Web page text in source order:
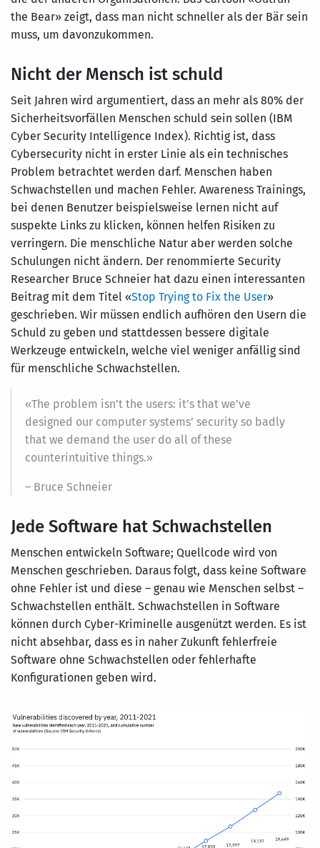
the Bear» zeigt, dass man nicht schneller als der Bär sein
muss, um davonzukommen.
Nicht der Mensch ist schuld
Seit Jahren wird argumentiert, dass an mehr als 80% der
Sicherheitsvorfällen Menschen schuld sein sollen (IBM
Cyber Security Intelligence Index). Richtig ist, dass
Cybersecurity nicht in erster Linie als ein technisches
Problem betrachtet werden darf. Menschen haben
Schwachstellen und machen Fehler. Awareness Trainings,
bei denen Benutzer beispielsweise lernen nicht auf
suspekte Links zu klicken, können helfen Risiken zu
verringern. Die menschliche Natur aber werden solche
Schulungen nicht ändern. Der renommierte Security
Researcher Bruce Schneier hat dazu einen interessanten
Beitrag mit dem Titel «Stop Trying to Fix the User»
geschrieben. Wir müssen endlich aufhören den Usern die
Schuld zu geben und stattdessen bessere digitale
Werkzeuge entwickeln, welche viel weniger anfällig sind
für menschliche Schwachstellen.
«The problem isn’t the users: it’s that we’ve
designed our computer systems’ security so badly
that we demand the user do all of these
counterintuitive things.»
– Bruce Schneier
Jede Software hat Schwachstellen
Menschen entwickeln Software; Quellcode wird von
Menschen geschrieben. Daraus folgt, dass keine Software
ohne Fehler ist und diese – genau wie Menschen selbst –
Schwachstellen enthält. Schwachstellen in Software
können durch Cyber-Kriminelle ausgenützt werden. Es ist
nicht absehbar, dass es in naher Zukunft fehlerfreie
Software ohne Schwachstellen oder fehlerhafte
Konfigurationen geben wird.